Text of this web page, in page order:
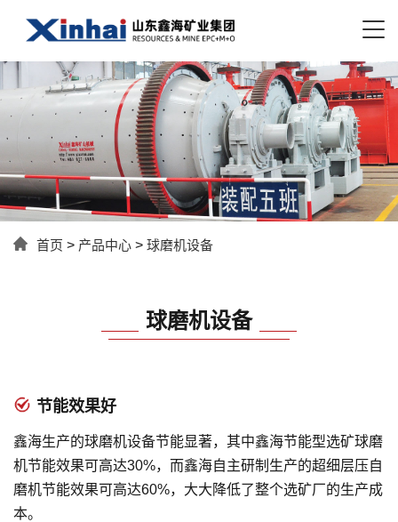
首页 > 产品中心 > 球磨机设备
球磨机设备
节能效果好
鑫海生产的球磨机设备节能显著，其中鑫海节能型选矿球磨
机节能效果可高达30%，而鑫海自主研制生产的超细层压自
磨机节能效果可高达60%，大大降低了整个选矿厂的生产成
本。